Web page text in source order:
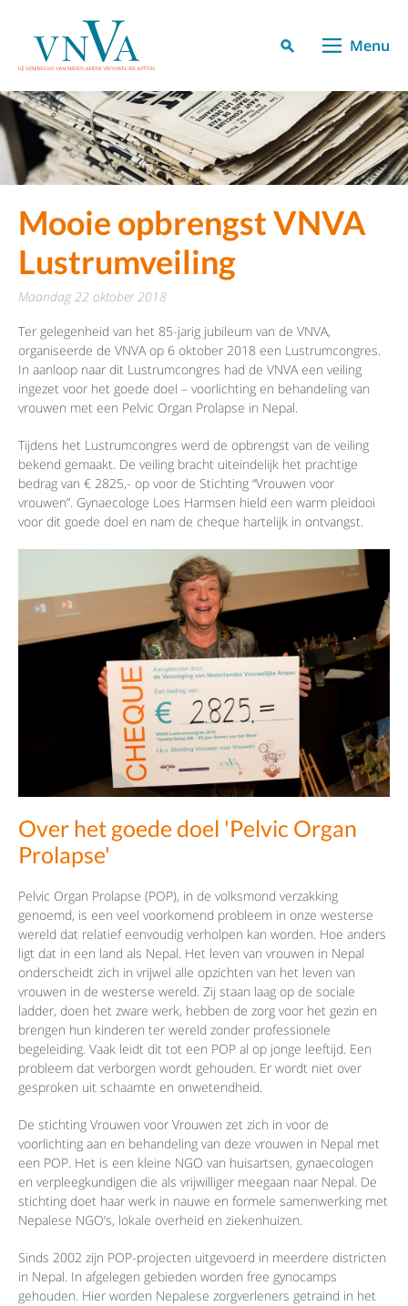
Menu
Mooie opbrengst VNVA
Lustrumveiling
maandag 22 oktober 2018
Ter gelegenheid van het 85-jarig jubileum van de VNVA,
organiseerde de VNVA op 6 oktober 2018 een Lustrumcongres.
In aanloop naar dit Lustrumcongres had de VNVA een veiling
ingezet voor het goede doel – voorlichting en behandeling van
vrouwen met een Pelvic Organ Prolapse in Nepal.
Tijdens het Lustrumcongres werd de opbrengst van de veiling
bekend gemaakt. De veiling bracht uiteindelijk het prachtige
bedrag van € 2825,- op voor de Stichting “Vrouwen voor
vrouwen”. Gynaecologe Loes Harmsen hield een warm pleidooi
voor dit goede doel en nam de cheque hartelijk in ontvangst.
Over het goede doel 'Pelvic Organ
Prolapse'
Pelvic Organ Prolapse (POP), in de volksmond verzakking
genoemd, is een veel voorkomend probleem in onze westerse
wereld dat relatief eenvoudig verholpen kan worden. Hoe anders
ligt dat in een land als Nepal. Het leven van vrouwen in Nepal
onderscheidt zich in vrijwel alle opzichten van het leven van
vrouwen in de westerse wereld. Zij staan laag op de sociale
ladder, doen het zware werk, hebben de zorg voor het gezin en
brengen hun kinderen ter wereld zonder professionele
begeleiding. Vaak leidt dit tot een POP al op jonge leeftijd. Een
probleem dat verborgen wordt gehouden. Er wordt niet over
gesproken uit schaamte en onwetendheid.
De stichting Vrouwen voor Vrouwen zet zich in voor de
voorlichting aan en behandeling van deze vrouwen in Nepal met
een POP. Het is een kleine NGO van huisartsen, gynaecologen
en verpleegkundigen die als vrijwilliger meegaan naar Nepal. De
stichting doet haar werk in nauwe en formele samenwerking met
Nepalese NGO’s, lokale overheid en ziekenhuizen.
Sinds 2002 zijn POP-projecten uitgevoerd in meerdere districten
in Nepal. In afgelegen gebieden worden free gynocamps
gehouden. Hier worden Nepalese zorgverleners getraind in het